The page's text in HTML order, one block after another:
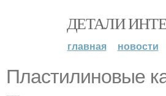
ДЕТАЛИ
главная новости
Пластилиновые